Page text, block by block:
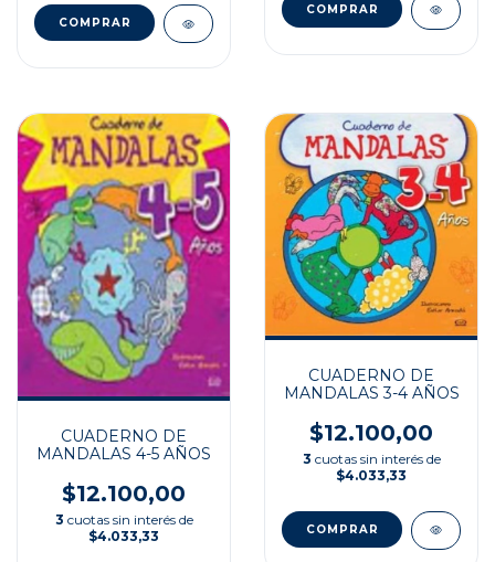
CUADERNO DE
MANDALAS 4-5 AÑOS
$12.100,00
3 cuotas sin interés de
$4.033,33
CUADERNO DE
MANDALAS 3-4 AÑOS
$12.100,00
3 cuotas sin interés de
$4.033,33